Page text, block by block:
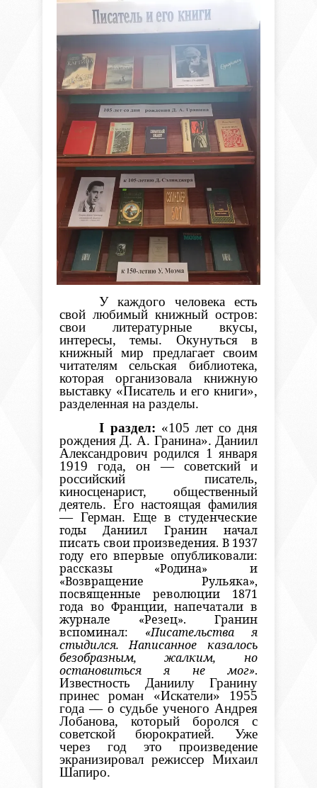
Укаждого человека есть
свой любимый книжный остров:
свои литературные вкусы,
интересы, темы. Окунутьсяв
книжныймир предлагает своим
читателям сельская библиотека,
которая организовала книжную
выставку «Писатель и его книги»,
разделенная на разделы.
I раздел: «105 лет со дня
рождения Д. А. Гранина». Даниил
Александрович родился 1 января
1919 года, он — советский и
российский писатель,
киносценарист, общественный
деятель. Его настоящая фамилия
— Герман. Еще в студенческие
годы Даниил Гранин начал
писать свои произведения. В 1937
году его впервые опубликовали:
рассказы «Родина» и
«Возвращение Рульяка»,
посвященные революции 1871
года во Франции, напечатали в
журнале «Резец». Гранин
вспоминал: «Писательства я
стыдился. Написанное казалось
безобразным, жалким, но
остановиться я не мог».
Известность Даниилу Гранину
принес роман «Искатели» 1955
года — о судьбе ученого Андрея
Лобанова, который боролся с
советской бюрократией. Уже
через год это произведение
экранизировал режиссер Михаил
Шапиро.